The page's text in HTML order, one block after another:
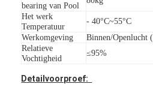
de poort van de
Statief tourniquet Gate
bearing van Pool
Het werk
Temperatuur
- 40°C~55°C
Werkomgeving
Binnen/Openlucht
Relatieve
Vochtigheid
≤95%
Detailvoorproef: